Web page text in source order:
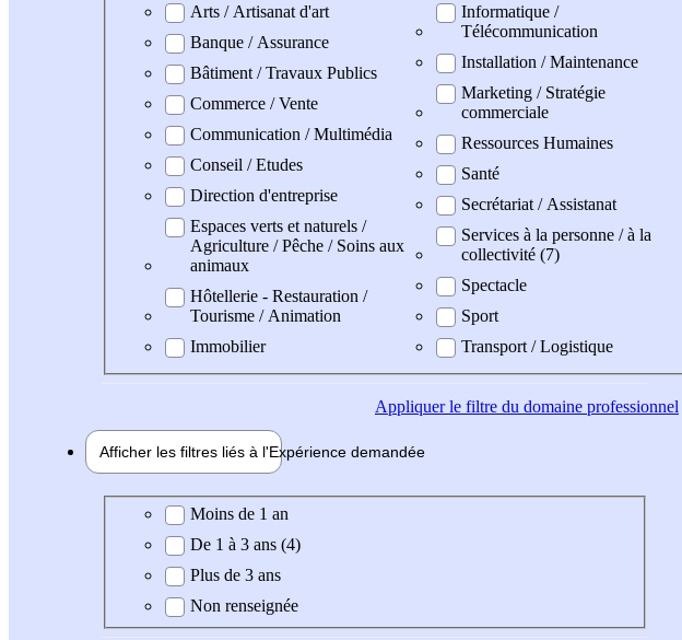
Arts / Artisanat d'art
Banque / Assurance
Bâtiment / Travaux Publics
Commerce / Vente
Communication / Multimédia
Conseil / Etudes
Direction d'entreprise
Espaces verts et naturels /
Agriculture / Pêche / Soins aux
animaux
Hôtellerie - Restauration /
Tourisme / Animation
Immobilier
Informatique /
Télécommunication
Installation / Maintenance
Marketing / Stratégie
commerciale
Ressources Humaines
Santé
Secrétariat / Assistanat
Services à la personne / à la
collectivité (7)
Spectacle
Sport
Transport / Logistique
Appliquerle filtre du domaine professionnel
Afficher les filtres liés à l'Expérience demandée
Expérience demandée
Moins de 1 an
De 1 à 3 ans (4)
Plus de 3 ans
Non renseignée